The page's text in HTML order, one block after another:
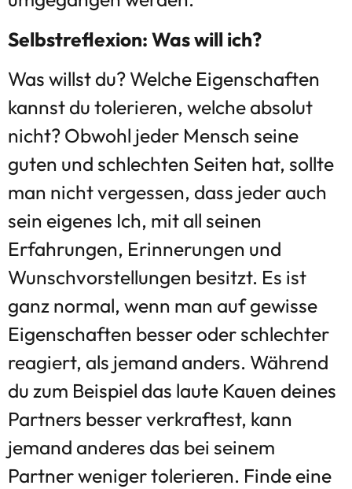
Selbstreflexion: Was will ich?
Was willst du? Welche Eigenschaften
kannst du tolerieren, welche absolut
nicht? Obwohl jeder Mensch seine
guten und schlechten Seiten hat, sollte
man nicht vergessen, dass jeder auch
sein eigenes Ich, mit all seinen
Erfahrungen, Erinnerungen und
Wunschvorstellungen besitzt. Es ist
ganz normal, wenn man auf gewisse
Eigenschaften besser oder schlechter
reagiert, als jemand anders. Während
du zum Beispiel das laute Kauen deines
Partners besser verkraftest, kann
jemand anderes das bei seinem
Partner weniger tolerieren. Finde eine